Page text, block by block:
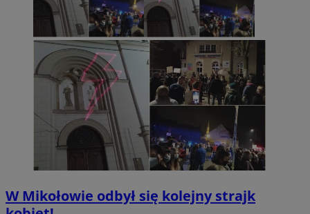
W Mikołowie odbył się kolejny strajk